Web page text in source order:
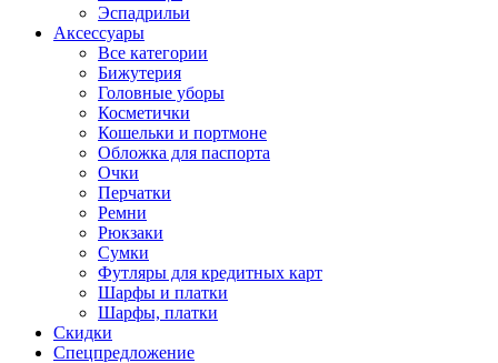
Эспадрильи
Аксессуары
Все категории
Бижутерия
Головные уборы
Косметички
Кошельки и портмоне
Обложка для паспорта
Очки
Перчатки
Ремни
Рюкзаки
Сумки
Футляры для кредитных карт
Шарфы и платки
Шарфы, платки
Скидки
Спецпредложение